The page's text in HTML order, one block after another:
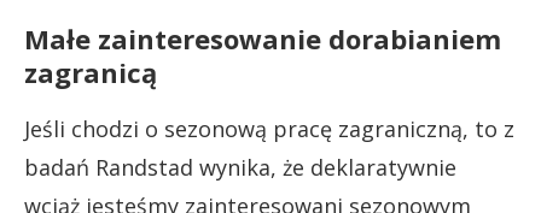
Małe zainteresowanie dorabianiem
zagranicą
Jeśli chodzi o sezonową pracę zagraniczną, to z
badań Randstad wynika, że deklaratywnie
wciąż jesteśmy zainteresowani sezonowym